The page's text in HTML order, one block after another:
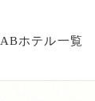
ABホテル一覧